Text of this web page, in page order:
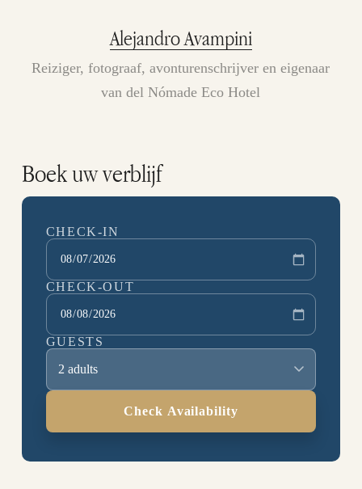
Alejandro Avampini
Reiziger, fotograaf, avonturenschrijver en eigenaar
van del Nómade Eco Hotel
Boek uw verblijf
CHECK-IN
CHECK-OUT
GUESTS
2 adults
Check Availability